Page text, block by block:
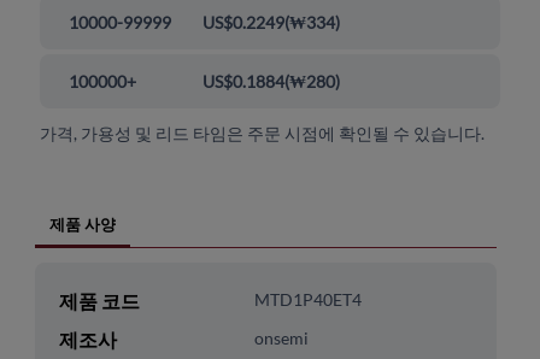
10000-99999 US$0.2249(₩334)
100000+ US$0.1884(₩280)
가격, 가용성 및 리드 타임은 주문 시점에 확인될 수 있습니다.
제품 사양
제품 코드 MTD1P40ET4
제조사 onsemi